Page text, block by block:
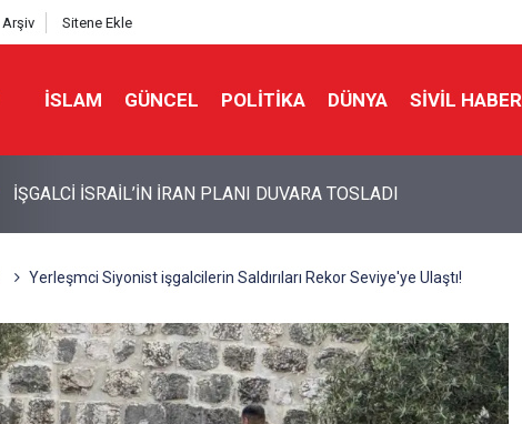
Arşiv Sitene Ekle
İSLAM GÜNCEL POLITIKA DÜNYA SIVIL HABER
İŞGALCİ İSRAİL’İN İRAN PLANI DUVARA TOSLADI
Yerleşmci Siyonist işgalcilerin Saldırıları Rekor Seviye'ye Ulaştı!